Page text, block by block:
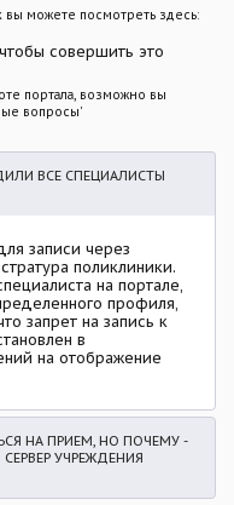
можете посмотреть здесь:
совершить это
портала, возможно вы
вопросы'
ВСЕ СПЕЦИАЛИСТЫ
записи через
поликлиники.
на портале,
профиля,
запрет на запись к
в
на отображение
НА ПРИЕМ, НО ПОЧЕМУ -
УЧРЕЖДЕНИЯ